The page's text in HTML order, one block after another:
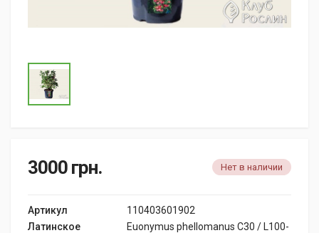
3000 грн. Нет в наличии
Артикул
110403601902
Латинское
Euonymus phellomanus C30 / L100-